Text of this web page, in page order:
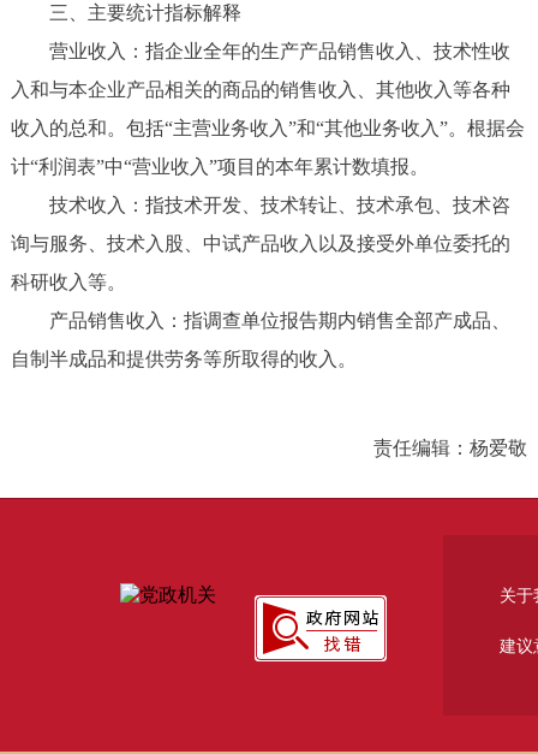
三、主要统计指标解释
营业收入：指企业全年的生产产品销售收入、技术性收
入和与本企业产品相关的商品的销售收入、其他收入等各种
收入的总和。包括“主营业务收入”和“其他业务收入”。根据会
计“利润表”中“营业收入”项目的本年累计数填报。
技术收入：指技术开发、技术转让、技术承包、技术咨
询与服务、技术入股、中试产品收入以及接受外单位委托的
科研收入等。
产品销售收入：指调查单位报告期内销售全部产成品、
自制半成品和提供劳务等所取得的收入。
责任编辑：杨爱敬
关于
建议